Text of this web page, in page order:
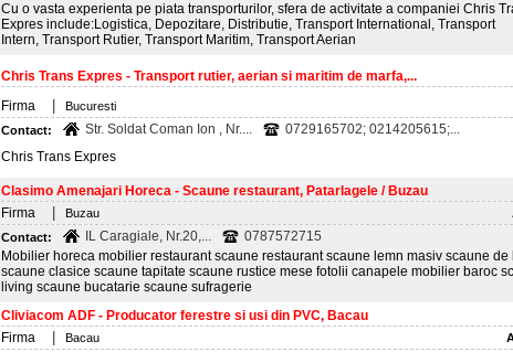
Cu o vasta experienta pe piata transporturilor, sfera de activitate a companiei Chris
Expres include:Logistica, Depozitare, Distributie, Transport International, Transport
Intern, Transport Rutier, Transport Maritim, Transport Aerian
Chris Trans Expres - Transport rutier, aerian si maritim de marfa,...
Firma
Bucuresti
Contact:
Str. Soldat Coman Ion , Nr....
0729165702; 0214205615;...
Chris Trans Expres
Clasimo Amenajari Horeca - Scaune restaurant, Patarlagele / Buzau
Firma
Buzau
Contact:
IL Caragiale, Nr.20,...
0787572715
Mobilier horeca mobilier restaurant scaune restaurant scaune lemn masiv scaune de
scaune clasice scaune tapitate scaune rustice mese fotolii canapele mobilier baroc
living scaune bucatarie scaune sufragerie
Cliviacom ADF - Producator ferestre si usi din PVC, Bacau
Firma
Bacau